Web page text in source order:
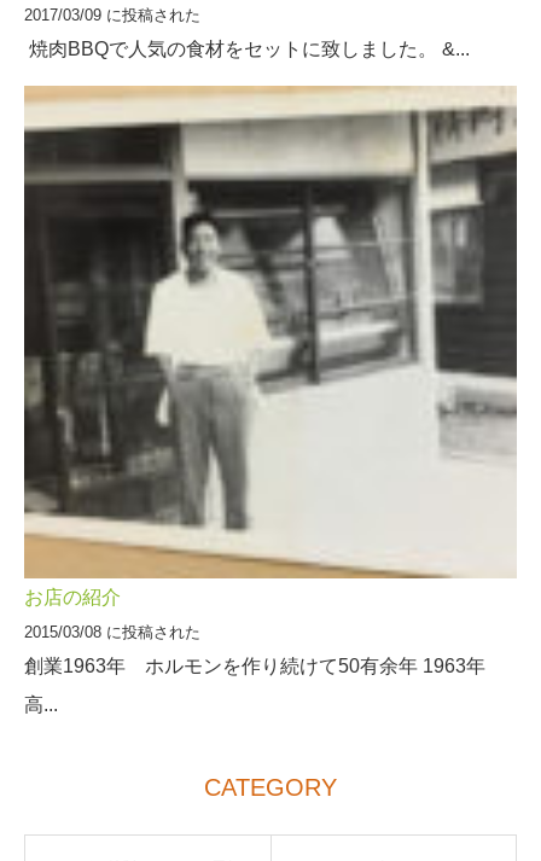
2017/03/09 に投稿された
焼肉BBQで人気の食材をセットに致しました。 &...
お店の紹介
2015/03/08 に投稿された
創業1963年 ホルモンを作り続けて50有余年 1963年
高...
CATEGORY